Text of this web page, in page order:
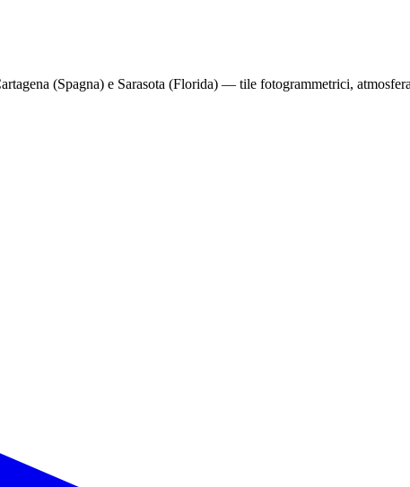
(Spagna) e Sarasota (Florida) — tile fotogrammetrici,